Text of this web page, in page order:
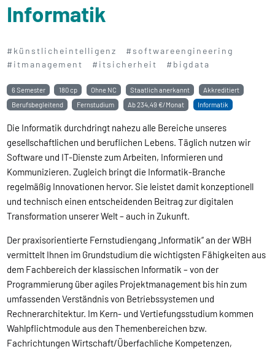
Informatik
#künstlicheintelligenz
#softwareengineering
#itmanagement
#itsicherheit #bigdata
6 Semester 180 cp Ohne NC Staatlich anerkannt
Akkreditiert
Berufsbegleitend
Fernstudium Ab234,49 €/Monat Informatik
Die Informatik durchdringt nahezu alle Bereiche unseres
gesellschaftlichen und beruflichen Lebens. Täglich nutzen wir
Software und IT-Dienste zum Arbeiten, Informieren und
Kommunizieren. Zugleich bringt die Informatik-Branche
regelmäßig Innovationen hervor. Sie leistet damit konzeptionell
und technisch einen entscheidenden Beitrag zur digitalen
Transformation unserer Welt – auch in Zukunft.
Der praxisorientierte Fernstudiengang „Informatik“ an der WBH
vermittelt Ihnen im Grundstudium die wichtigsten Fähigkeiten aus
dem Fachbereich der klassischen Informatik – von der
Programmierung über agiles Projektmanagement bis hin zum
umfassenden Verständnis von Betriebssystemen und
Rechnerarchitektur. Im Kern- und Vertiefungsstudium kommen
Wahlpflichtmodule aus den Themenbereichen bzw.
Fachrichtungen Wirtschaft/Überfachliche Kompetenzen,